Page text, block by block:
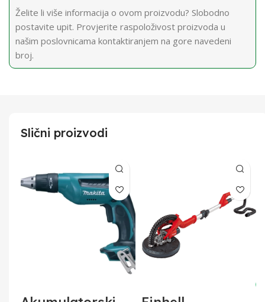
Želite li više informacija o ovom proizvodu? Slobodno
postavite upit. Provjerite raspoloživost proizvoda u
našim poslovnicama kontaktiranjem na gore navedeni
broj.
Slični proizvodi